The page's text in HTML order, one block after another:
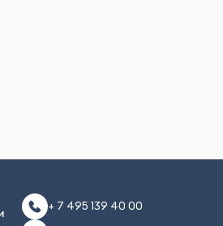
+ 7 495 139 40 00